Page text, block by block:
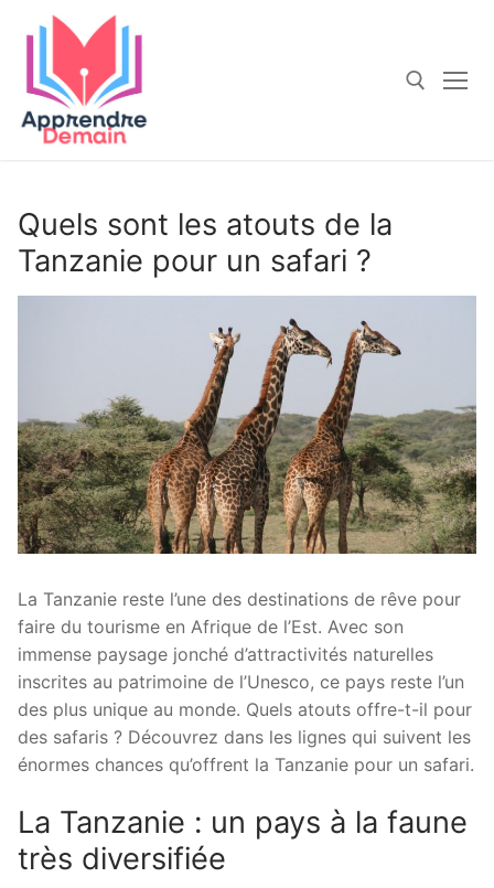
contenu
Quels sont les atouts de la
Tanzanie pour un safari ?
La Tanzanie reste l’une des destinations de rêve pour
faire du tourisme en Afrique de l’Est. Avec son
immense paysage jonché d’attractivités naturelles
inscrites au patrimoine de l’Unesco, ce pays reste l’un
des plus unique au monde. Quels atouts offre-t-il pour
des safaris ? Découvrez dans les lignes qui suivent les
énormes chances qu’offrent la Tanzanie pour un safari.
La Tanzanie : un pays à la faune
très diversifiée